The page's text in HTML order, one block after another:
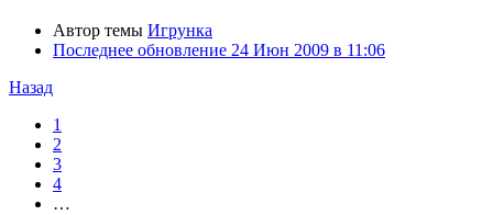
Автор темы Игрунка
Последнее обновление 24 Июн 2009 в 11:06
Назад
1
2
3
4
…